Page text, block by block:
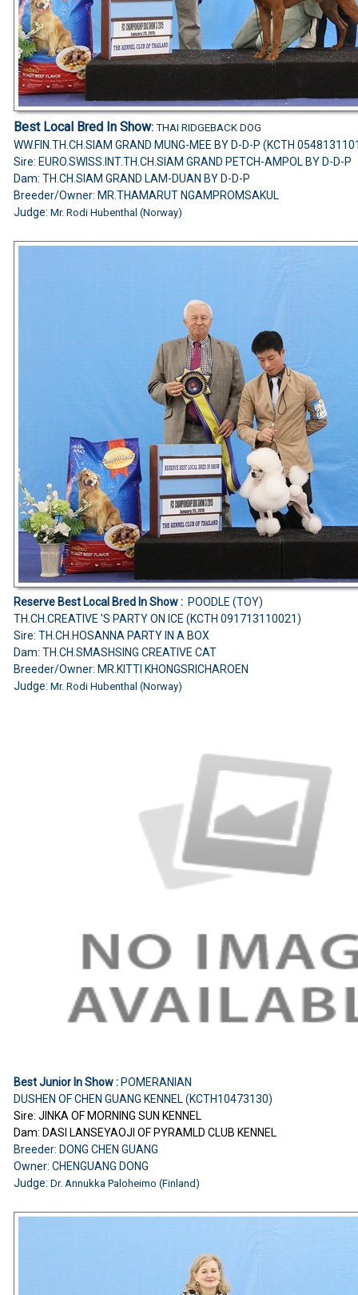
Best Local Bred In Show: THAI RIDGEBACK DOG
WW.FIN.TH.CH.SIAM GRAND MUNG-MEE BY D-D-P (KCTH
Sire: EURO.SWISS.INT.TH.CH.SIAM GRAND PETCH-AMPOL BY D-D-P
Dam: TH.CH.SIAM GRAND LAM-DUAN BY D-D-P
Breeder/Owner: MR.THAMARUT NGAMPROMSAKUL
Judge: Mr. Rodi Hubenthal (Norway)
Reserve Best Local Bred In Show : POODLE (TOY)
TH.CH.CREATIVE 'S PARTY ON ICE (KCTH 091713110021)
Sire: TH.CH.HOSANNA PARTY IN A BOX
Dam: TH.CH.SMASHSING CREATIVE CAT
Breeder/Owner: MR.KITTI KHONGSRICHAROEN
Judge: Mr. Rodi Hubenthal (Norway)
Best Junior In Show :POMERANIAN
DUSHEN OF CHEN GUANG KENNEL (KCTH10473130)
Sire: JINKA OF MORNING SUN KENNEL
Dam: DASI LANSEYAOJI OF PYRAMLD CLUB KENNEL
Breeder: DONG CHEN GUANG
Owner: CHENGUANG DONG
Judge: Dr. Annukka Paloheimo (Finland)